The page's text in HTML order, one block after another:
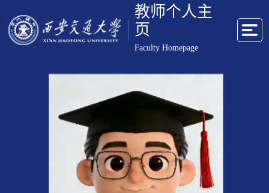
教师个人主
页
Faculty Homepage